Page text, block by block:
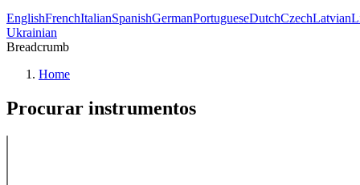
EnglishFrenchItalianSpanishGermanPortugueseDutchCzechLatvian
Ukrainian
Breadcrumb
Home
Procurar instrumentos